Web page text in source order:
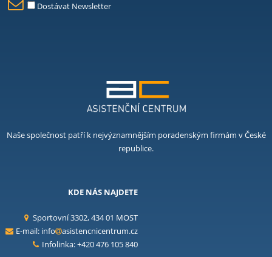
Dostávat Newsletter
Naše společnost patří k nejvýznamnějším poradenským firmám v České
republice.
KDE NÁS NAJDETE
Sportovní 3302, 434 01 MOST
E-mail: info
asistencnicentrum.cz
Infolinka: +420 476 105 840